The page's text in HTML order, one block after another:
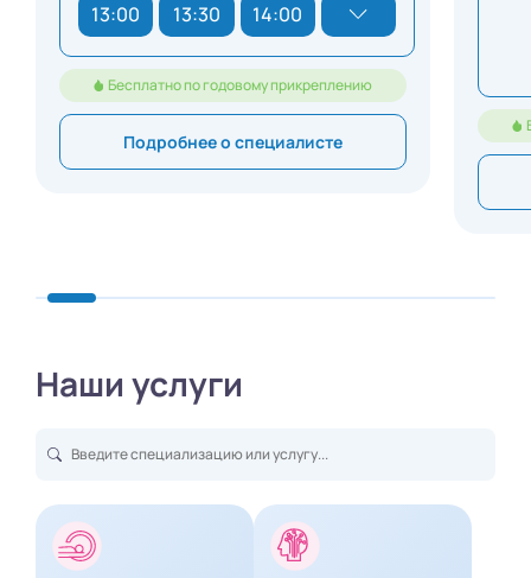
13:00
13:30 14:00
Бесплатно по годовому прикреплению
Подробнее о специалисте
Наши услуги